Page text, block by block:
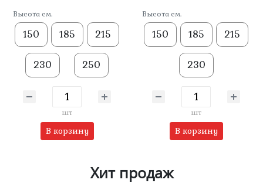
Высота см.
150 185 215
230 250
шт
В корзину
Высота см.
150 185 215
230
шт
В корзину
Хит продаж